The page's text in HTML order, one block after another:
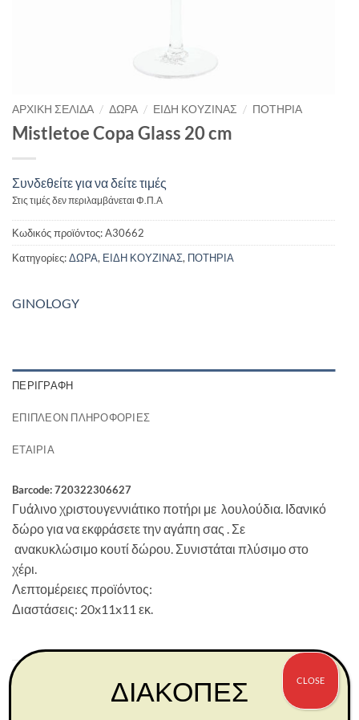
ΑΡΧΙΚΉ ΣΕΛΊΔΑ / ΔΩΡΑ / ΕΙΔΗ ΚΟΥΖΙΝΑΣ / ΠΟΤΗΡΙΑ
Mistletoe Copa Glass 20 cm
Συνδεθείτε για να δείτε τιμές
Στις τιμές δεν περιλαμβάνεται Φ.Π.Α
Κωδικός προϊόντος:A30662
Κατηγορίες:ΔΩΡΑ, ΕΙΔΗ ΚΟΥΖΙΝΑΣ, ΠΟΤΗΡΙΑ
GINOLOGY
ΠΕΡΙΓΡΑΦΉ
ΕΠΙΠΛΈΟΝ ΠΛΗΡΟΦΟΡΊΕΣ
ΕΤΑΙΡΊΑ
Barcode: 720322306627
Γυάλινο χριστουγεννιάτικο ποτήρι με λουλούδια. Ιδανικό
δώρο για να εκφράσετε την αγάπη σας . Σε
ανακυκλώσιμο κουτί δώρου. Συνιστάται πλύσιμο στο
χέρι.
Λεπτομέρειες προϊόντος:
Διαστάσεις: 20x11x11 εκ.
ΣΧΕΤΙΚΆ ΠΡΟΪΌΝΤΑΔΙΑΚΟΠΕΣ CLOSE